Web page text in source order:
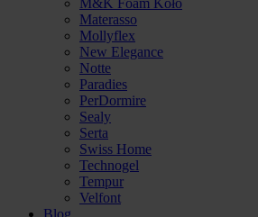
M&K Foam Koło
Materasso
Mollyflex
New Elegance
Notte
Paradies
PerDormire
Sealy
Serta
Swiss Home
Technogel
Tempur
Velfont
Blog